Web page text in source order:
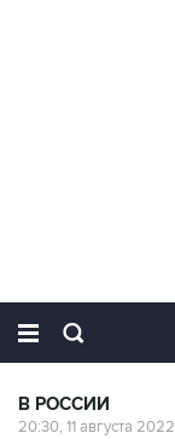
В РОССИИ
20:30, 11 августа 2022